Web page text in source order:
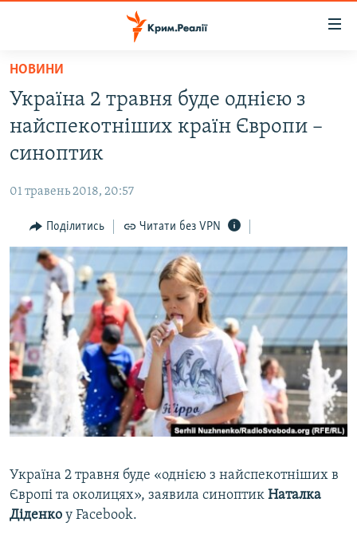
Перейти
основного
матеріалу
до
основної
навігації
Перейти
до
пошуку
ВОДА.КРИМ
БЛОГИ
ПОГЛЯД
ІНТЕРВ'Ю
ВСЕ ЗА ДЕНЬ
СПЕЦПРОЕКТИ
ДЕПОРТАЦІЯ
ВІДЕОУРОКИ «ELIFBE»
СВІДЧЕННЯ ОКУПАЦІЇ
УКРАЇНСЬКА ПРОБЛЕМА КРИМУ
ЯК ОБІЙТИ БЛОКУВАННЯ
Русский
Qırımtatar
НОВИНИ
Україна 2 травня буде однією з
найспекотніших країн Європи –
синоптик
01 травень 2018, 20:57
Поділитись Читати без VPN
Україна 2 травня буде «однією з найспекотніших в
Європі та околицях», заявила синоптик Наталка
Діденко у Facebook.